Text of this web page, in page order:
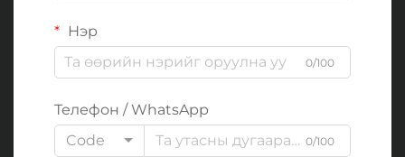
Нэр
0/100
Телефон / WhatsApp
Code
0/100